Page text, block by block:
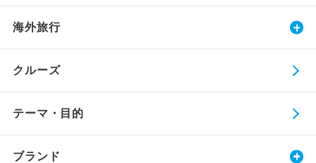
海外旅行
クルーズ
テーマ・目的
ブランド